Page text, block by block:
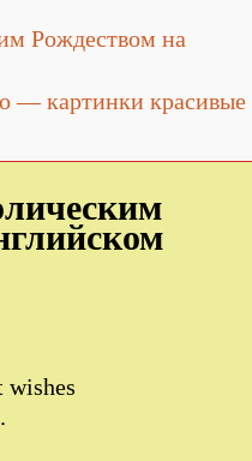
Рождеством на
— картинки красивые
wishes